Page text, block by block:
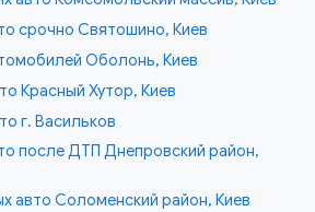
срочно Святошино, Киев
Оболонь, Киев
Красный Хутор, Киев
г. Васильков
после ДТП Днепровский район,
авто Соломенский район, Киев